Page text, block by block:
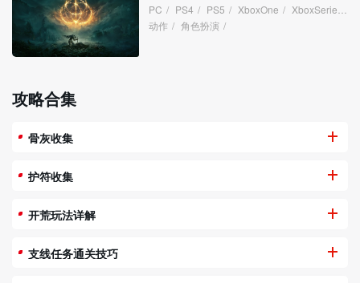
PC / PS4 / PS5 / XboxOne / XboxSeries
动作 / 角色扮演 /
攻略合集
骨灰收集
护符收集
开荒玩法详解
支线任务通关技巧